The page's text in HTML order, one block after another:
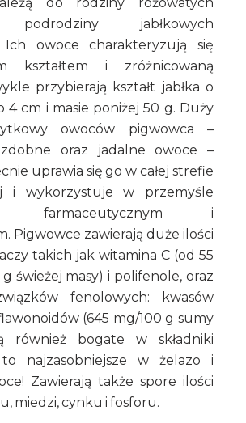
jabłkowych
Ich owoce charakteryzują się
kształtem i zróżnicowaną
przybierają kształt jabłka o
4 cm i masie poniżej 50 g. Duży
owoców pigwowca –
oraz jadalne owoce –
uprawia się go w całej strefie
i wykorzystuje w przemyśle
farmaceutycznym i
Pigwowce zawierają duże ilości
takich jak witamina C (od 55
świeżej masy) i polifenole, oraz
fenolowych: kwasów
(645 mg/100 g sumy
również bogate w składniki
najzasobniejsze w żelazo i
Zawierają także spore ilości
miedzi, cynku i fosforu.